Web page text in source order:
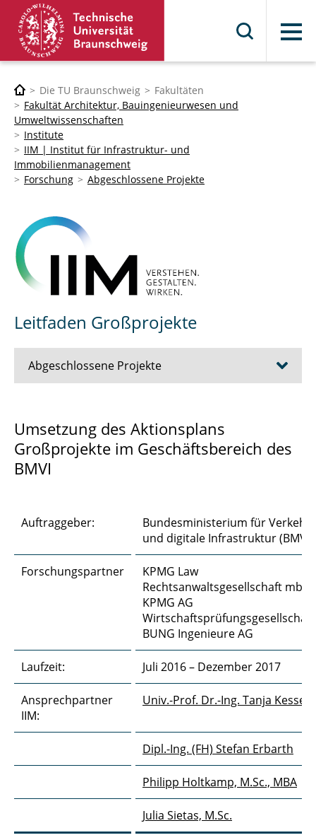
Menü
Die TU Braunschweig
Fakultäten
Fakultät Architektur, Bauingenieurwesen und
Umweltwissenschaften
Institute
IIM | Institut für Infrastruktur- und
Immobilienmanagement
Forschung
Abgeschlossene Projekte
Leitfaden Großprojekte
Abgeschlossene Projekte
Aufstockung Holzbau
Ausbau der B3
BKS-Tool im Auftrag der BImA
Ersatzneubau Kleine Schleuse Kiel
Gründung der Autobahn GmbH
HZI Braunschweig
Intelligente Brücke
Klinikum Braunschweig
Leitfaden Großprojekte
Umsetzung des Aktionsplans
Großprojekte im Geschäftsbereich des
BMVI
Auftraggeber:
Bundesministerium für Verkehr
und digitale Infrastruktur (BMVI)
Forschungspartner
KPMG Law
Rechtsanwaltsgesellschaft mbH,
KPMG AG
BUNG Ingenieure AG
Laufzeit: Juli 2016 – Dezember 2017
Ansprechpartner
IIM:
Univ.-Prof. Dr.-Ing. Tanja Kessel
Dipl.-Ing. (FH) Stefan Erbarth
Philipp Holtkamp, M.Sc., MBA
Julia Sietas, M.Sc.